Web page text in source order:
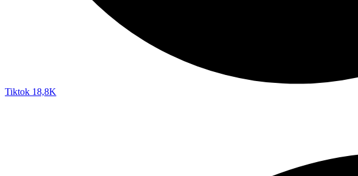
Tiktok 18,8K